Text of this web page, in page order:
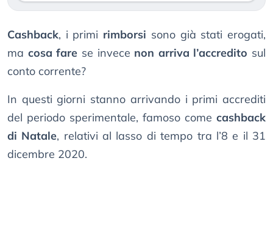
Cashback, i primi rimborsi sono già stati erogati,
ma cosa fare se invece non arriva l’accredito sul
conto corrente?
In questi giorni stanno arrivando i primi accrediti
del periodo sperimentale, famoso come cashback
di Natale, relativi al lasso di tempo tra l’8 e il 31
dicembre 2020.